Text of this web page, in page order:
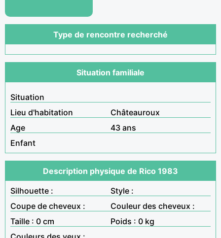
Type de rencontre recherché
Situation familiale
Situation
Lieu d'habitation
Châteauroux
Age
43 ans
Enfant
Description physique de Rico 1983
Silhouette :
Style :
Coupe de cheveux :
Couleur des cheveux :
Taille : 0 cm
Poids : 0 kg